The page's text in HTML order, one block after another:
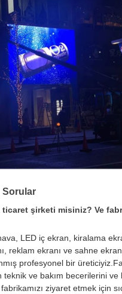
Sorular
şirketi misiniz? Ve
LED iç ekran, kiralama
reklam ekranı ve sahne
profesyonel bir
teknik ve bakım becerilerini ve
ziyaret etmek için